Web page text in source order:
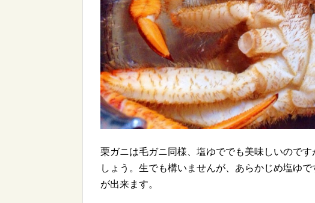
栗ガニは毛ガニ同様、塩ゆででも美味しいので
しょう。生でも構いませんが、あらかじめ塩ゆ
が出来ます。